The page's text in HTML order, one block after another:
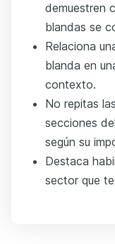
demuestren
blandas se
Relaciona
blanda en
contexto.
No repitas
secciones
según su
Destaca
sector que